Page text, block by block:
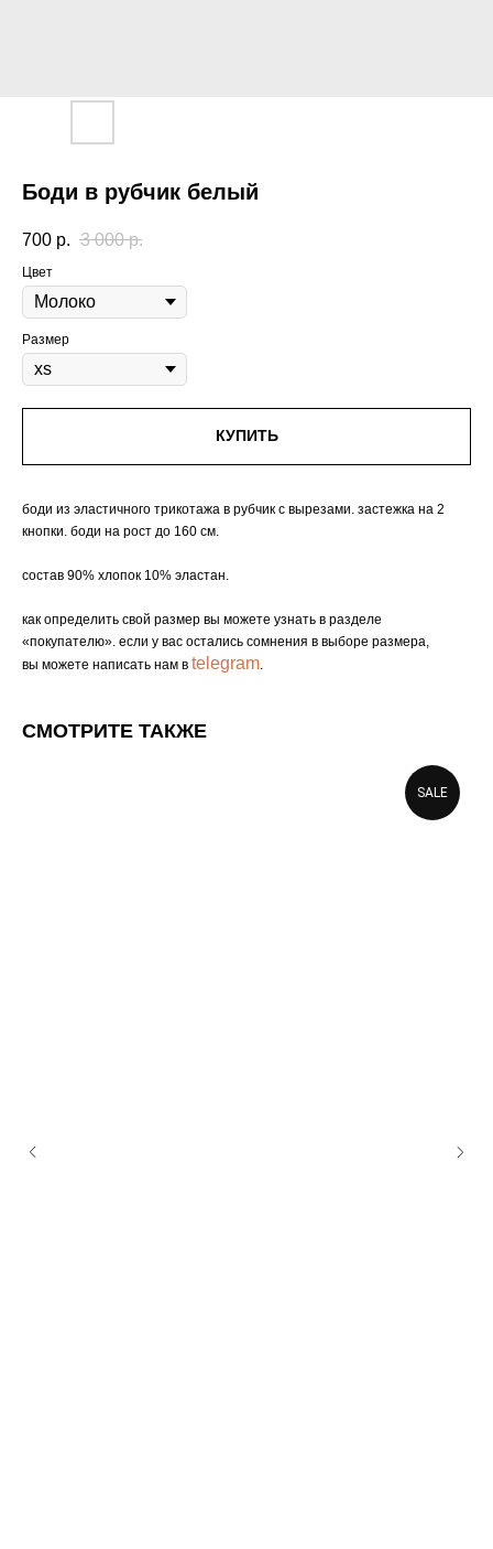
Боди в рубчик белый
700 р. 3 000 р.
Цвет
Размер
КУПИТЬ
боди из эластичного трикотажа в рубчик с вырезами. застежка на 2
кнопки. боди на рост до 160 см.
состав 90% хлопок 10% эластан.
как определить свой размер вы можете узнать в разделе
«покупателю». если у вас остались сомнения в выборе размера,
вы можете написать нам в telegram
СМОТРИТЕ ТАКЖЕ
SALE